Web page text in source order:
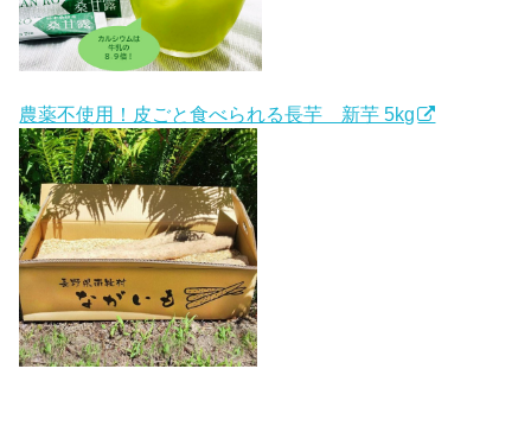
農薬不使用！皮ごと食べられる長芋 新芋 5kg